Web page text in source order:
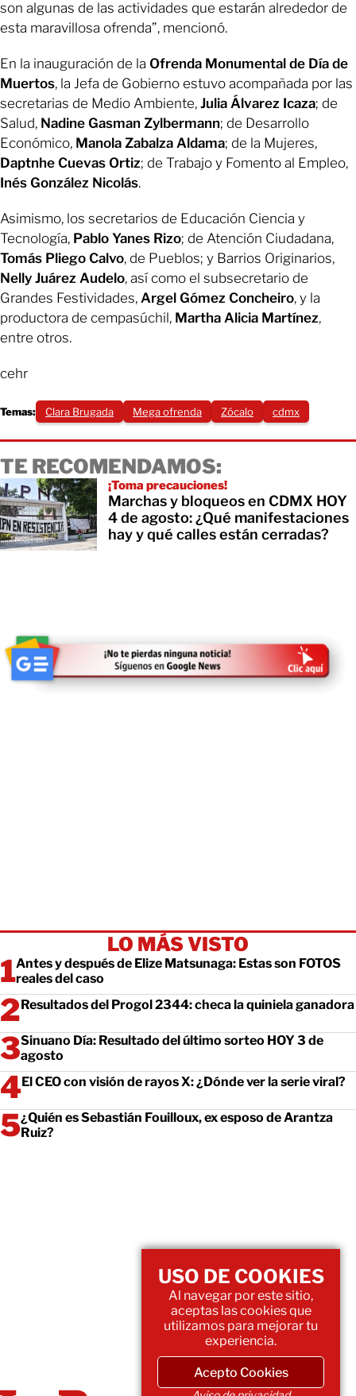
son algunas de las actividades que estarán alrededor de
esta maravillosa ofrenda”, mencionó.
En la inauguración de la Ofrenda Monumental de Día de
Muertos, la Jefa de Gobierno estuvo acompañada por las
secretarias de Medio Ambiente, Julia Álvarez Icaza; de
Salud, Nadine Gasman Zylbermann; de Desarrollo
Económico, Manola Zabalza Aldama; de la Mujeres,
Daptnhe Cuevas Ortiz; de Trabajo y Fomento al Empleo,
Inés González Nicolás.
Asimismo, los secretarios de Educación Ciencia y
Tecnología, Pablo Yanes Rizo; de Atención Ciudadana,
Tomás Pliego Calvo, de Pueblos; y Barrios Originarios,
Nelly Juárez Audelo, así como el subsecretario de
Grandes Festividades, Argel Gómez Concheiro, y la
productora de cempasúchil, Martha Alicia Martínez,
entre otros.
cehr
Temas: Clara Brugada Mega ofrenda Zócalo cdmx
TE RECOMENDAMOS:
¡Toma precauciones!
Marchas y bloqueos en CDMX HOY
4 de agosto: ¿Qué manifestaciones
hay y qué calles están cerradas?
LO MÁS VISTO
Antes y después de Elize Matsunaga: Estas son FOTOS
reales del caso
Resultados del Progol 2344: checa la quiniela ganadora
Sinuano Día: Resultado del último sorteo HOY 3 de
agosto
El CEO con visión de rayos X: ¿Dónde ver la serie viral?
¿Quién es Sebastián Fouilloux, ex esposo de Arantza
Ruiz?
USO DE COOKIES
Al navegar por este sitio,
aceptas las cookies que
utilizamos para mejorar tu
experiencia.
Acepto Cookies